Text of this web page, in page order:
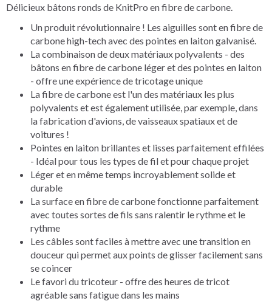
Délicieux bâtons ronds de KnitPro en fibre de carbone.
Un produit révolutionnaire ! Les aiguilles sont en fibre de
carbone high-tech avec des pointes en laiton galvanisé.
La combinaison de deux matériaux polyvalents - des
bâtons en fibre de carbone léger et des pointes en laiton
- offre une expérience de tricotage unique
La fibre de carbone est l'un des matériaux les plus
polyvalents et est également utilisée, par exemple, dans
la fabrication d'avions, de vaisseaux spatiaux et de
voitures !
Pointes en laiton brillantes et lisses parfaitement effilées
- Idéal pour tous les types de fil et pour chaque projet
Léger et en même temps incroyablement solide et
durable
La surface en fibre de carbone fonctionne parfaitement
avec toutes sortes de fils sans ralentir le rythme et le
rythme
Les câbles sont faciles à mettre avec une transition en
douceur qui permet aux points de glisser facilement sans
se coincer
Le favori du tricoteur - offre des heures de tricot
agréable sans fatigue dans les mains